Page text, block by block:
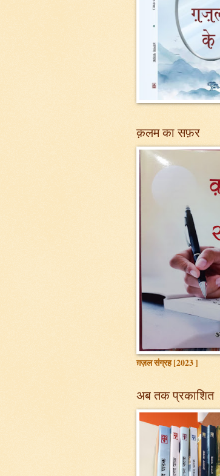
क़लम का सफ़र
ग़ज़ल संग्रह [2023 ]
अब तक प्रकाशित